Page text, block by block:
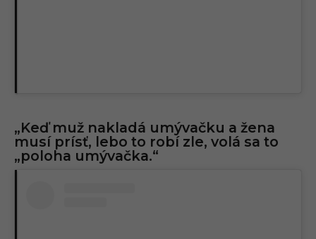
„Keď muž nakladá umývačku a žena
musí prísť, lebo to robí zle, volá sa to
„poloha umývačka.“